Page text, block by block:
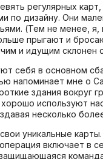
регулярных
по дизайну. Они
(Тем не менее,
прыгают и
и идущим склонен
себя в основном
напоминает мне о
здания
используют
несколько
уникальные
включает в